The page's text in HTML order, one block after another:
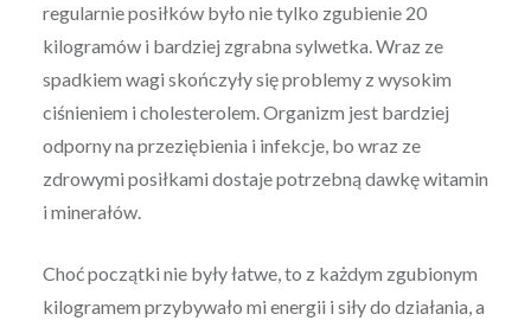
regularnie posiłków było nie tylko zgubienie 20
kilogramów i bardziej zgrabna sylwetka. Wraz ze
spadkiem wagi skończyły się problemy z wysokim
ciśnieniem i cholesterolem. Organizm jest bardziej
odporny na przeziębienia i infekcje, bo wraz ze
zdrowymi posiłkami dostaje potrzebną dawkę witamin
i minerałów.
Choć początki nie były łatwe, to z każdym zgubionym
kilogramem przybywało mi energii i siły do działania, a